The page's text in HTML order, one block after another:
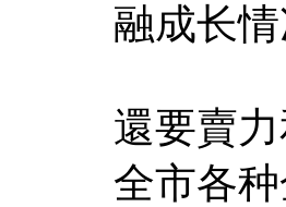
融成长
還要賣
全市各